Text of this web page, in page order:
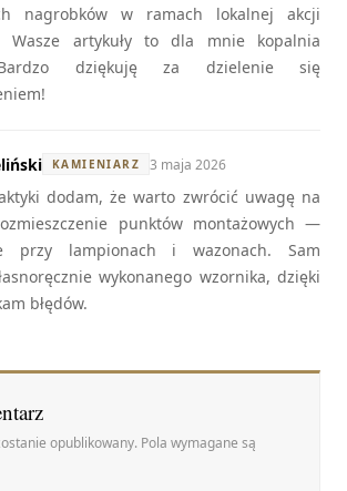
nagrobków w ramach lokalnej akcji
Wasze artykuły to dla mnie kopalnia
dziękuję za dzielenie się
KAMIENIARZ 3 maja 2026
dodam, że warto zwrócić uwagę na
punktów montażowych —
przy lampionach i wazonach. Sam
wykonanego wzornika, dzięki
błędów.
opublikowany. Pola wymagane są